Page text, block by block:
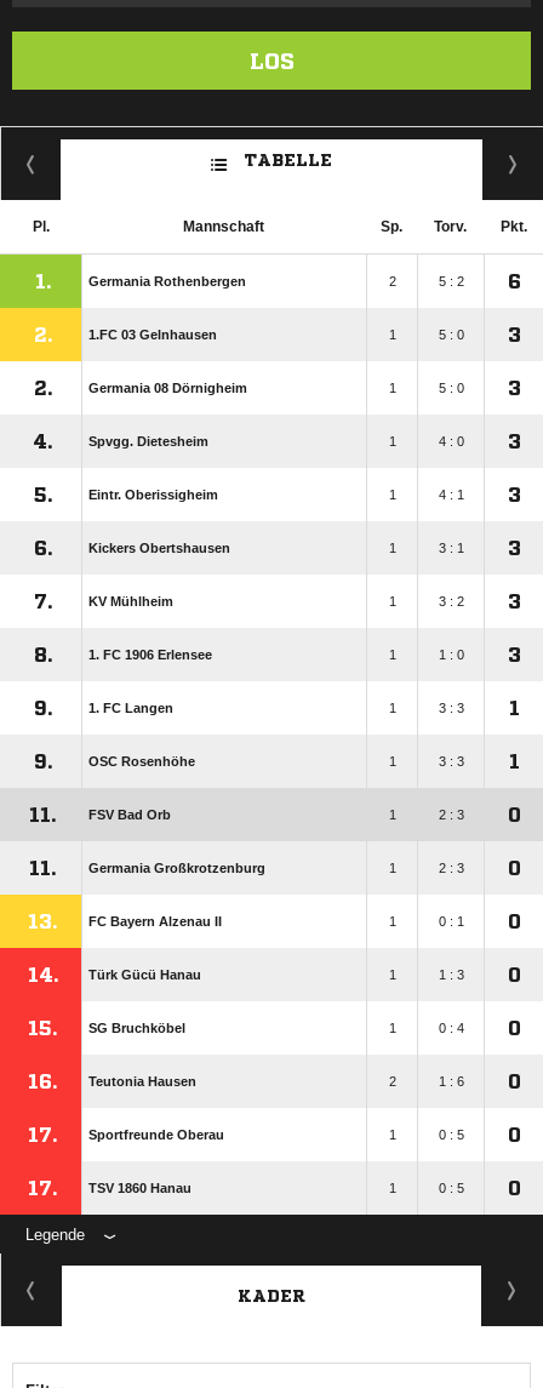
LOS
TABELLE
Pl. Mannschaft Sp. Torv. Pkt.
1. Germania Rothenbergen 2 5 : 2 6
2. 1.FC 03 Gelnhausen 1 5 : 0 3
2. Germania 08 Dörnigheim 1 5 : 0 3
4. Spvgg. Dietesheim 1 4 : 0 3
5. Eintr. Oberissigheim 1 4 : 1 3
6. Kickers Obertshausen 1 3 : 1 3
7. KV Mühlheim 1 3 : 2 3
8. 1. FC 1906 Erlensee 1 1 : 0 3
9. 1. FC Langen 1 3 : 3 1
9. OSC Rosenhöhe 1 3 : 3 1
11. FSV Bad Orb 1 2 : 3 0
11. Germania Großkrotzenburg 1 2 : 3 0
13. FC Bayern Alzenau II 1 0 : 1 0
14. Türk Gücü Hanau 1 1 : 3 0
15. SG Bruchköbel 1 0 : 4 0
16. Teutonia Hausen 2 1 : 6 0
17. Sportfreunde Oberau 1 0 : 5 0
17. TSV 1860 Hanau 1 0 : 5 0
Legende
KADER